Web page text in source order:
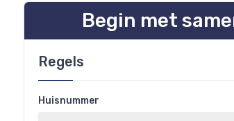
Begin met
Regels
Huisnummer